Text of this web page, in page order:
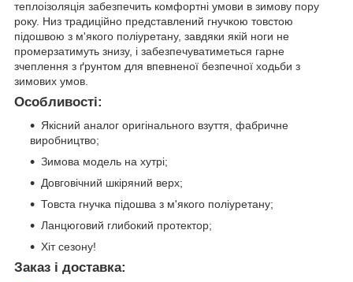
теплоізоляція забезпечить комфортні умови в зимову пору
року. Низ традиційно представлений гнучкою товстою
підошвою з м'якого поліуретану, завдяки якій ноги не
промерзатимуть знизу, і забезпечуватиметься гарне
зчеплення з ґрунтом для впевненої безпечної ходьби з
зимових умов.
Особливості:
Якісний аналог оригінального взуття, фабричне
виробництво;
Зимова модель на хутрі;
Довговічний шкіряний верх;
Товста гнучка підошва з м'якого поліуретану;
Ланцюговий глибокий протектор;
Хіт сезону!
Заказ і доставка: